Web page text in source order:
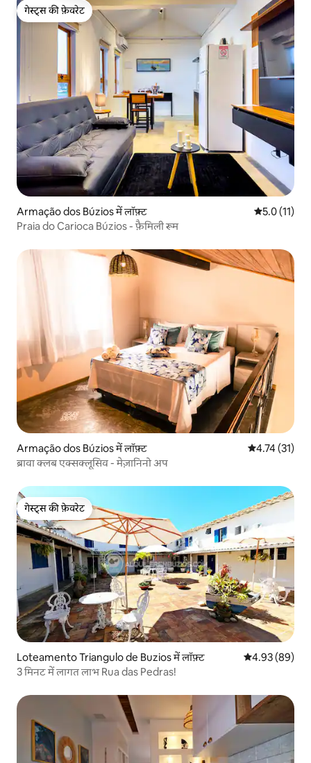
गेस्ट्स की फ़ेवरेट
गेस्ट्स की फ़ेवरेट
Armação dos Búzios में लॉफ़्ट औसत रेटिंग 5
5.0 (11)
Praia do Carioca Búzios - फ़ैमिली रूम
Armação dos Búzios में लॉफ़्ट औसत रेटिंग 5 में
4.74 (31)
ब्रावा क्लब एक्सक्लूसिव - मेज़ानिनो अप
गेस्ट्स की फ़ेवरेट
गेस्ट्स की फ़ेवरेट
Loteamento Triangulo de Buzios में लॉफ़्ट औसत रेटिंग 5 में
4.93 (89)
3 मिनट में लागत लाभ Rua das Pedras!